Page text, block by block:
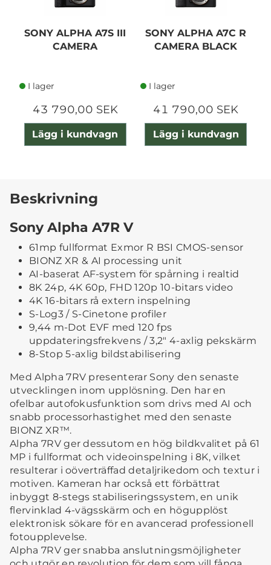
SONY ALPHA A7S III
CAMERA
I lager
43 790,00 SEK
Lägg i kundvagn
SONY ALPHA A7C R
CAMERA BLACK
I lager
41 790,00 SEK
Lägg i kundvagn
Beskrivning
Sony Alpha A7R V
61mp fullformat Exmor R BSI CMOS-sensor
BIONZ XR & AI processing unit
AI-baserat AF-system för spårning i realtid
8K 24p, 4K 60p, FHD 120p 10-bitars video
4K 16-bitars rå extern inspelning
S-Log3 / S-Cinetone profiler
9,44 m-Dot EVF med 120 fps
uppdateringsfrekvens / 3,2" 4-axlig pekskärm
8-Stop 5-axlig bildstabilisering
Med Alpha 7RV presenterar Sony den senaste
utvecklingen inom upplösning. Den har en
ofelbar autofokusfunktion som drivs med AI och
snabb processorhastighet med den senaste
BIONZ XR™.
Alpha 7RV ger dessutom en hög bildkvalitet på 61
MP i fullformat och videoinspelning i 8K, vilket
resulterar i oöverträffad detaljrikedom och textur i
motiven. Kameran har också ett förbättrat
inbyggt 8-stegs stabiliseringssystem, en unik
flervinklad 4-vägsskärm och en högupplöst
elektronisk sökare för en avancerad professionell
fotoupplevelse.
Alpha 7RV ger snabba anslutningsmöjligheter